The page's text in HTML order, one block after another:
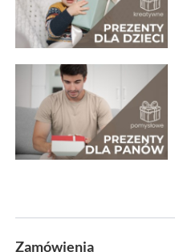
Zamówienia